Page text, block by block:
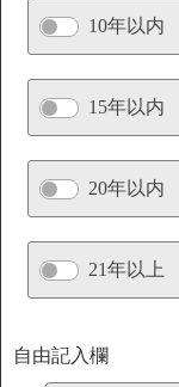
10年以内
15年以内
20年以内
21年以上
自由記入欄